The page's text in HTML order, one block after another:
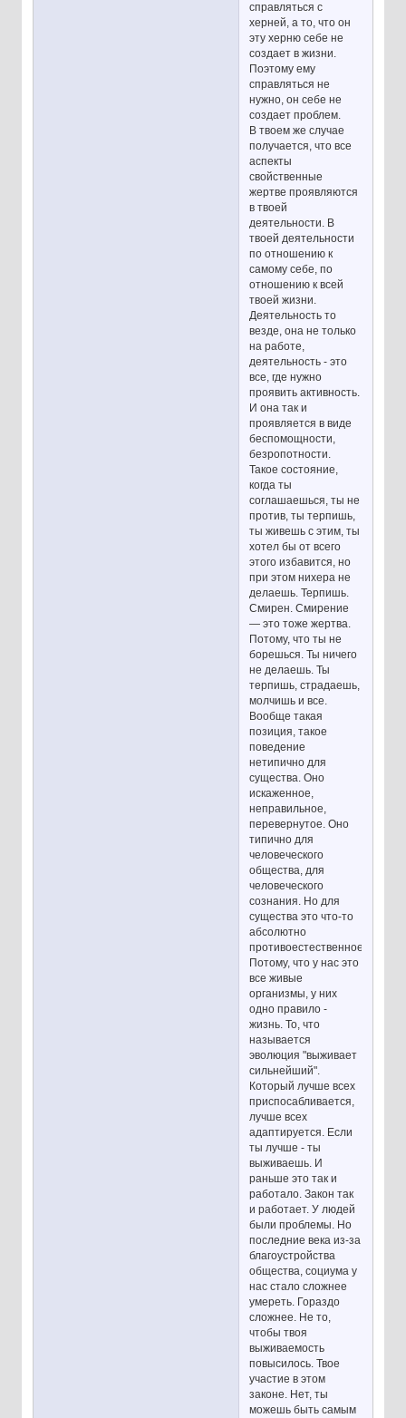
справляться с
херней, а то, что он
эту херню себе не
создает в жизни.
Поэтому ему
справляться не
нужно, он себе не
создает проблем.
В твоем же случае
получается, что все
аспекты
свойственные
жертве проявляются
в твоей
деятельности. В
твоей деятельности
по отношению к
самому себе, по
отношению к всей
твоей жизни.
Деятельность то
везде, она не только
на работе,
деятельность - это
все, где нужно
проявить активность.
И она так и
проявляется в виде
беспомощности,
безропотности.
Такое состояние,
когда ты
соглашаешься, ты не
против, ты терпишь,
ты живешь с этим, ты
хотел бы от всего
этого избавится, но
при этом нихера не
делаешь. Терпишь.
Смирен. Смирение
— это тоже жертва.
Потому, что ты не
борешься. Ты ничего
не делаешь. Ты
терпишь, страдаешь,
молчишь и все.
Вообще такая
позиция, такое
поведение
нетипично для
существа. Оно
искаженное,
неправильное,
перевернутое. Оно
типично для
человеческого
общества, для
человеческого
сознания. Но для
существа это что-то
абсолютно
противоестественное.
Потому, что у нас это
все живые
организмы, у них
одно правило -
жизнь. То, что
называется
эволюция "выживает
сильнейший".
Который лучше всех
приспосабливается,
лучше всех
адаптируется. Если
ты лучше - ты
выживаешь. И
раньше это так и
работало. Закон так
и работает. У людей
были проблемы. Но
последние века из-за
благоустройства
общества, социума у
нас стало сложнее
умереть. Гораздо
сложнее. Не то,
чтобы твоя
выживаемость
повысилось. Твое
участие в этом
законе. Нет, ты
можешь быть самым